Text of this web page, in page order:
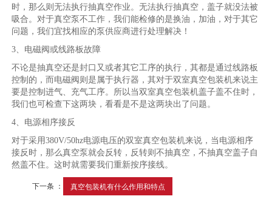
时，那么则无法执行抽真空作业。无法执行抽真空，盖子就没法被
吸合。对于真空泵不工作，我们能检修的是换油，加油，对于其它
问题，我们宜找相应的泵供应商进行处理解决！
3、电磁阀或线路板故障
不论是抽真空还是封口又或者其它工序的执行，其都是通过线路板
控制的，而电磁阀则是属于执行器，其对于双室真空包装机来说主
要是控制进气、充气工序。所以当双室真空包装机盖子盖不住时，
我们也可检查下这两块，看看是不是这两块出了问题。
4、电源相序接反
对于采用380V/50hz电源电压的双室真空包装机来说，当电源相序
接反时，那么真空泵就会反转，反转则不抽真空，不抽真空盖子自
然盖不住。这时就需要我们重新按序接线。
下一条 ： 真空包装机有什么作用和特点